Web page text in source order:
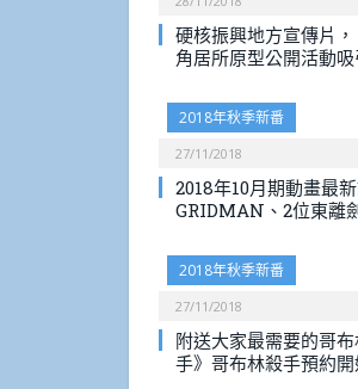
硬核振興地方宣傳片
角居所原型公開活動
2018年秋季新番
27/11/2018
2018年10月期動畫最
GRIDMAN、2位東離
2018年秋季新番
27/11/2018
附送大家最需要的哥
手》哥布林殺手預約